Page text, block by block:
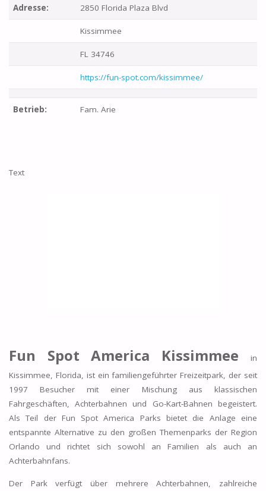
Adresse: 2850 Florida Plaza Blvd
Kissimmee
FL 34746
https://fun-spot.com/kissimmee/
Betrieb: Fam. Arie
Text
Fun Spot America Kissimmeein
Kissimmee, Florida, ist ein familiengeführter Freizeitpark, der seit
1997 Besucher mit einer Mischung aus klassischen
Fahrgeschäften, Achterbahnen und Go-Kart-Bahnen begeistert.
Als Teil der Fun Spot America Parks bietet die Anlage eine
entspannte Alternative zu den großen Themenparks der Region
Orlando und richtet sich sowohl an Familien als auch an
Achterbahnfans.
Der Park verfügt über mehrere Achterbahnen, zahlreiche